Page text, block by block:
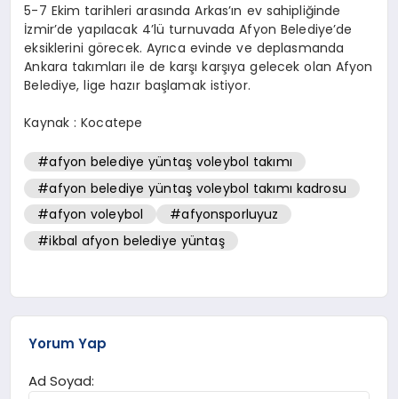
5-7 Ekim tarihleri arasında Arkas’ın ev sahipliğinde
İzmir’de yapılacak 4’lü turnuvada Afyon Belediye’de
eksiklerini görecek. Ayrıca evinde ve deplasmanda
Ankara takımları ile de karşı karşıya gelecek olan Afyon
Belediye, lige hazır başlamak istiyor.
Kaynak : Kocatepe
#afyon belediye yüntaş voleybol takımı
#afyon belediye yüntaş voleybol takımı kadrosu
#afyon voleybol
#afyonsporluyuz
#ikbal afyon belediye yüntaş
Yorum Yap
Ad Soyad: